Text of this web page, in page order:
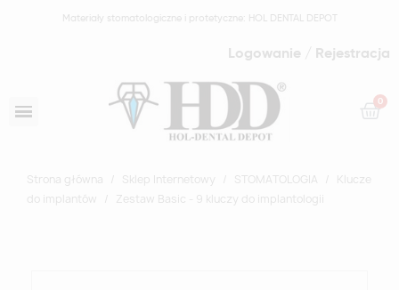
Materiały stomatologiczne i protetyczne: HOL DENTAL DEPOT
Logowanie / Rejestracja
Strona główna Sklep Internetowy STOMATOLOGIA
Klucze
do implantów
Zestaw Basic - 9 kluczy do implantologii